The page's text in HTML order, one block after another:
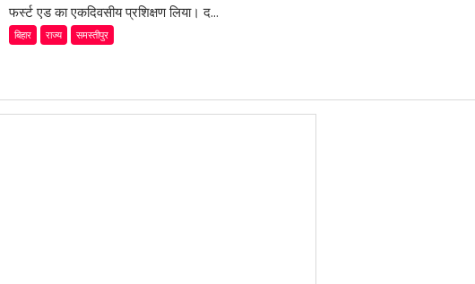
फर्स्ट एड का एकदिवसीय प्रशिक्षण लिया। द...
बिहार राज्य समस्तीपुर